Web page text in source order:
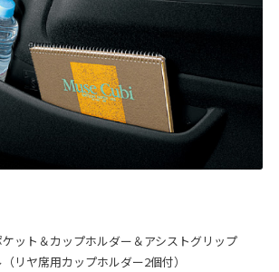
ット＆カップホルダー＆アシストグリップ
リヤ席用カップホルダー2個付）